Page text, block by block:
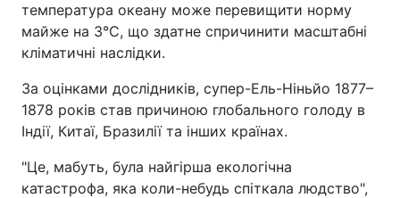
температура океану може перевищити норму
майже на 3°C, що здатне спричинити масштабні
кліматичні наслідки.
За оцінками дослідників, супер-Ель-Ніньйо 1877–
1878 років став причиною глобального голоду в
Індії, Китаї, Бразилії та інших країнах.
"Це, мабуть, була найгірша екологічна
катастрофа, яка коли-небудь спіткала людство",